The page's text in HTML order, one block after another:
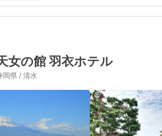
女の館 羽衣ホテル
岡県 / 清水